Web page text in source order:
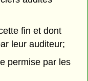
fin et dont
leur auditeur;
permise par les